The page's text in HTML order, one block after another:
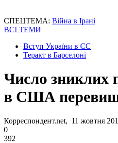
СПЕЦТЕМА: Війна в Ірані
ВСІ ТЕМИ
Вступ України в ЄС
Теракт в Барселоні
Число зниклих
в США
Корреспондент.net, 11 жовтня
0
392